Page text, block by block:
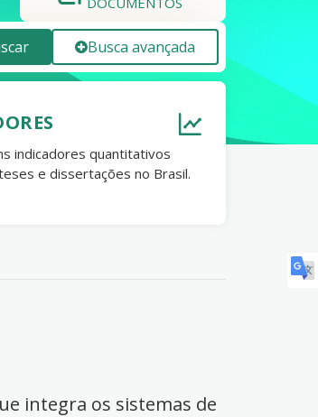
Busca avançada
indicadores quantitativos
e dissertações no Brasil.
integra os sistemas de